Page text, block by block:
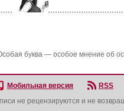
буква — особое мнение об
Мобильная версия
RSS
не рецензируются и не